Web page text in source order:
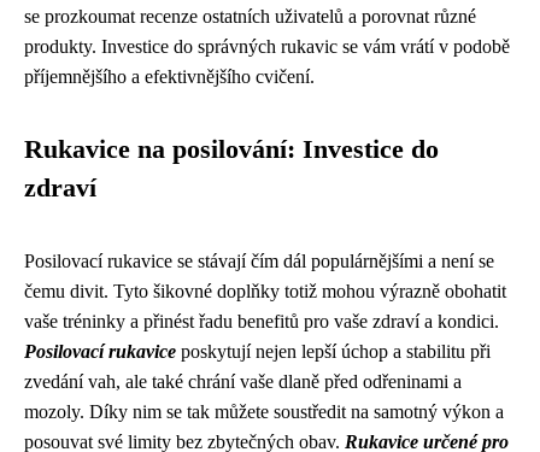
se prozkoumat recenze ostatních uživatelů a porovnat různé
produkty. Investice do správných rukavic se vám vrátí v podobě
příjemnějšího a efektivnějšího cvičení.
Rukavice na posilování: Investice do
zdraví
Posilovací rukavice se stávají čím dál populárnějšími a není se
čemu divit. Tyto šikovné doplňky totiž mohou výrazně obohatit
vaše tréninky a přinést řadu benefitů pro vaše zdraví a kondici.
Posilovací rukavice poskytují nejen lepší úchop a stabilitu při
zvedání vah, ale také chrání vaše dlaně před odřeninami a
mozoly. Díky nim se tak můžete soustředit na samotný výkon a
posouvat své limity bez zbytečných obav. Rukavice určené pro